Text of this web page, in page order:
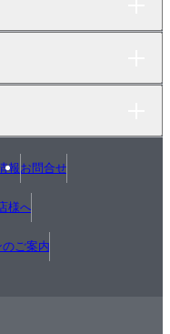
報お問合せ
様へ
ご案内